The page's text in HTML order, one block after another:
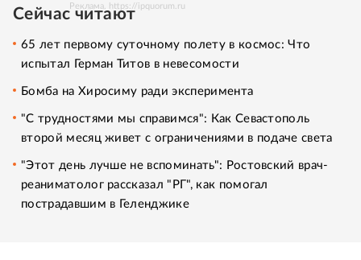
Реклама. https://ipquorum.ru
Сейчас читают
65 лет первому суточному полету в космос: Что
испытал Герман Титов в невесомости
Бомба на Хиросиму ради эксперимента
"С трудностями мы справимся": Как Севастополь
второй месяц живет с ограничениями в подаче света
"Этот день лучше не вспоминать": Ростовский врач-
реаниматолог рассказал "РГ", как помогал
пострадавшим в Геленджике